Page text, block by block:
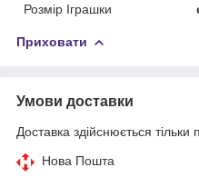
Розмір Іграшки
Приховати
Умови доставки
Доставка здійснюється тільки
Нова Пошта